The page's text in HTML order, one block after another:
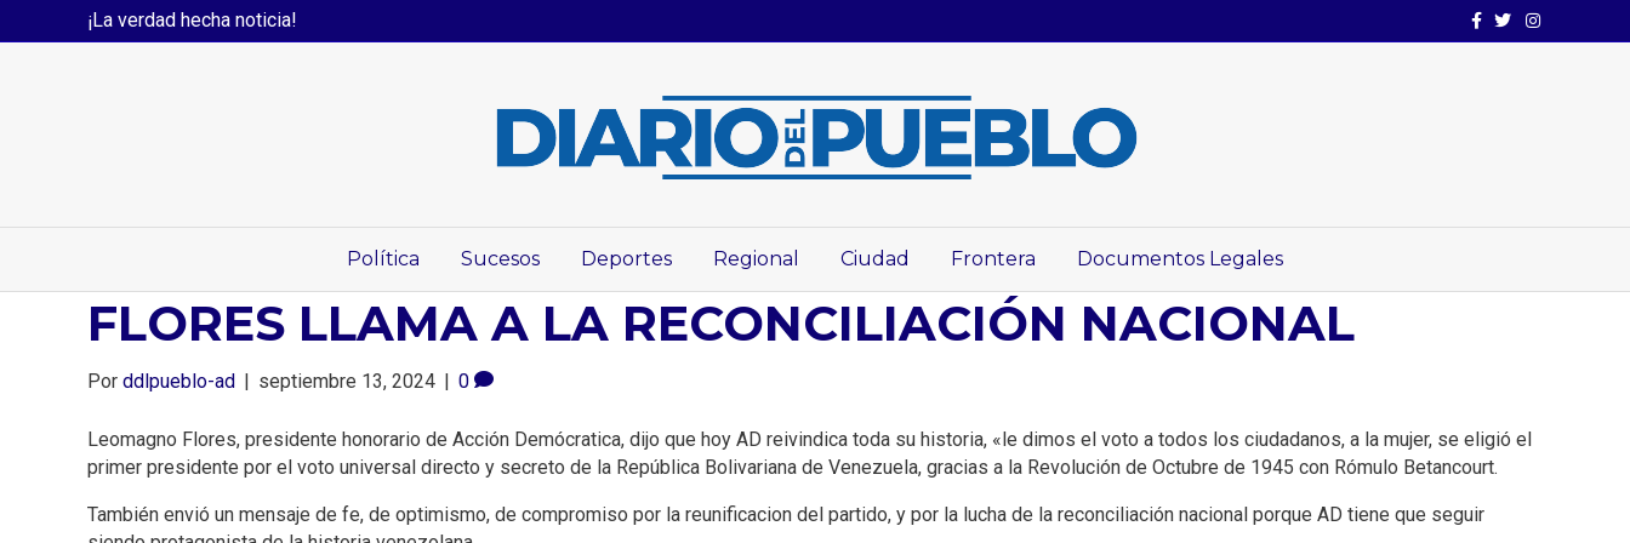
¡La verdad hecha noticia! Facebook
TwitterInstagram
Política Sucesos Deportes Regional Ciudad Frontera Documentos Legales
FLORES LLAMA A LA RECONCILIACIÓN NACIONAL
Por ddlpueblo-ad septiembre 13, 2024 0
Leomagno Flores, presidente honorario de Acción Demócratica, dijo que hoy AD reivindica toda su historia, «le dimos el voto a todos los ciudadanos, a la mujer, se eligió el
primer presidente por el voto universal directo y secreto de la República Bolivariana de Venezuela, gracias a la Revolución de Octubre de 1945 con Rómulo Betancourt.
También envió un mensaje de fe, de optimismo, de compromiso por la reunificacion del partido, y por la lucha de la reconciliación nacional porque AD tiene que seguir